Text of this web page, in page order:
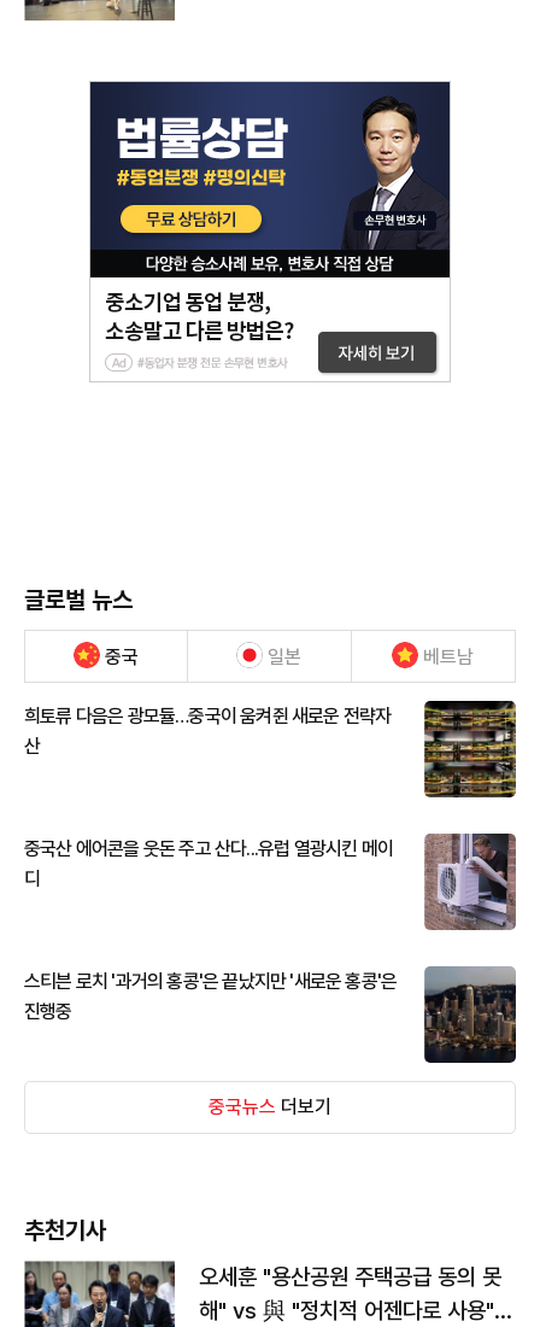
글로벌 뉴스
중국 일본 베트남
희토류 다음은 광모듈…중국이 움켜쥔 새로운 전략자
산
중국산 에어콘을 웃돈 주고 산다...유럽 열광시킨 메이
디
스티븐 로치 '과거의 홍콩'은 끝났지만 '새로운 홍콩'은
진행중
중국뉴스 더보기
추천기사
오세훈 "용산공원 주택공급 동의 못
해" vs 與 "정치적 어젠다로 사용"